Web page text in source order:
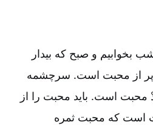
و صبح که بیدار
پر از محبت است‌. سرچشمه
است‌. باید محبت را از
است که محبت ثمره